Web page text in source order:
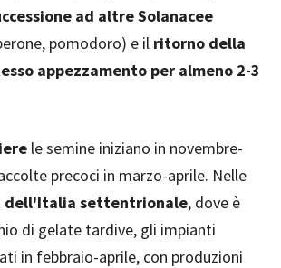
ad altre Solanacee
pomodoro) e il ritorno della
appezzamento per almeno 2-3
le semine iniziano in novembre-
precoci in marzo-aprile. Nelle
dell'Italia settentrionale, dove è
di gelate tardive, gli impianti
in febbraio-aprile, con produzioni